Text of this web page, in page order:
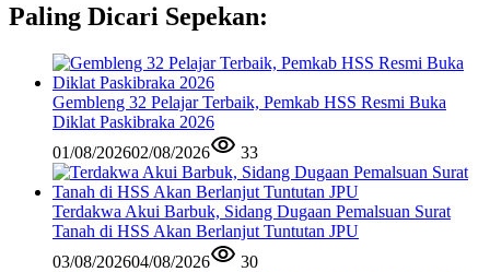
Paling Dicari Sepekan:
Gembleng 32 Pelajar Terbaik, Pemkab HSS Resmi Buka
Diklat Paskibraka 2026
01/08/202602/08/2026 33
Terdakwa Akui Barbuk, Sidang Dugaan Pemalsuan Surat
Tanah di HSS Akan Berlanjut Tuntutan JPU
03/08/202604/08/2026 30